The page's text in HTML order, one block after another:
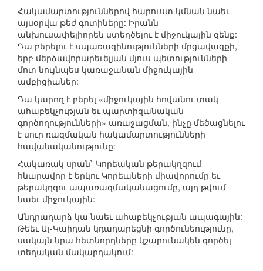
Հակամարտություններով հարուստ կմնան նաեւ
այսօրվա թեժ գոտիները: Իրանն
անխուսափելիորեն ստեղծելու է միջուկային զենք:
Դա բերելու է սպառազինությունների մրցավազքի,
երբ մերձավորարեւելյան մյուս պետությունների
մոտ նույնպես կառաջանան միջուկային
ամբիցիաներ:
Դա կարող է բերել «միջուկային հովանու տակ
ահաբեկչության եւ պարտիզանական
գործողությունների» առաջացման, ինչը մեծացնելու
է սուր ռազմական հակամարտությունների
հավանականությունը:
Հակառակ սրան` Կորեական թերակղզում
հնարավոր է երկու Կորեաների միավորումը եւ
թերակղզու ապառազմականացումը, այդ թվում
նաեւ միջուկային:
Անդրադարձ կա նաեւ ահաբեկչության ապագային:
Թեեւ Ալ-Կաիդան կդադարեցնի գործունեությունը,
սակայն նրա հետնորդները կշարունակեն գործել
տեղական մակարդակում: